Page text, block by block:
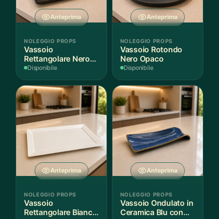
Anteprima
NOLEGGIO PROPS
Vassoio
Rettangolare Nero
Opaco
Disponibile
Anteprima
NOLEGGIO PROPS
Vassoio Rotondo
Nero Opaco
Disponibile
Anteprima
NOLEGGIO PROPS
Vassoio
Rettangolare Bianco
Anteprima
NOLEGGIO PROPS
Vassoio Ondulato in
Ceramica Blu con